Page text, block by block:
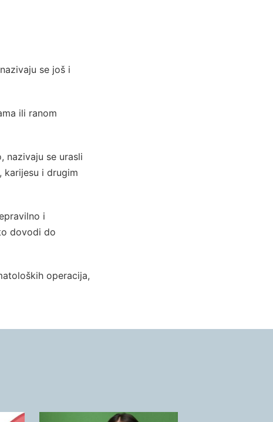
se još i
ili ranom
nazivaju se urasli
karijesu i drugim
i
dovodi do
operacija,